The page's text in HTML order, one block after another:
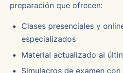
preparación que ofrecen:
Clases presenciales y
especializados
Material actualizado al
Simulacros de examen